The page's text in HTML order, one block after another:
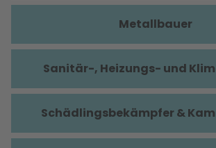
Metallbauer
Sanitär-, Heizungs- und
Schädlingsbekämpfer &